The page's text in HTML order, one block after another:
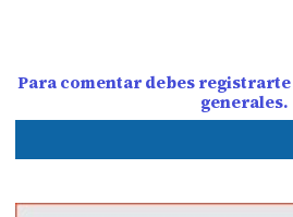
Para comentar debes
generales.